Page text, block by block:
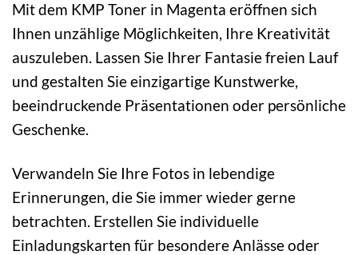
Mit dem KMP Toner in Magenta eröffnen sich
Ihnen unzählige Möglichkeiten, Ihre Kreativität
auszuleben. Lassen Sie Ihrer Fantasie freien Lauf
und gestalten Sie einzigartige Kunstwerke,
beeindruckende Präsentationen oder persönliche
Geschenke.
Verwandeln Sie Ihre Fotos in lebendige
Erinnerungen, die Sie immer wieder gerne
betrachten. Erstellen Sie individuelle
Einladungskarten für besondere Anlässe oder